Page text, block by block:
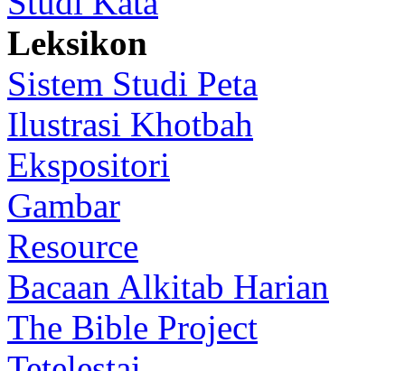
Leksikon
Sistem Studi Peta
Ilustrasi Khotbah
Ekspositori
Gambar
Resource
Bacaan Alkitab Harian
The Bible Project